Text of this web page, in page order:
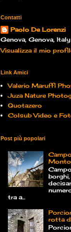
Contatti
Paolo De Lorenzi
Genova, Genova, Italy
Visualizza il mio
Link Amici
Valerio Maruffi
Juza Nature
Quotazero
Colsub Video e
Post più popolari
tra a...
rotta